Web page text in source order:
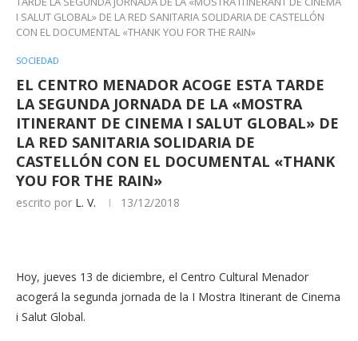
I SALUT GLOBAL» DE LA RED SANITARIA SOLIDARIA DE CASTELLÓN
CON EL DOCUMENTAL «THANK YOU FOR THE RAIN»
SOCIEDAD
EL CENTRO MENADOR ACOGE ESTA TARDE
LA SEGUNDA JORNADA DE LA «MOSTRA
ITINERANT DE CINEMA I SALUT GLOBAL» DE
LA RED SANITARIA SOLIDARIA DE
CASTELLÓN CON EL DOCUMENTAL «THANK
YOU FOR THE RAIN»
escrito por L. V. 13/12/2018
Hoy, jueves 13 de diciembre, el Centro Cultural Menador
acogerá la segunda jornada de la I Mostra Itinerant de Cinema
i Salut Global.